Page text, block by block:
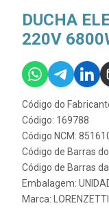
DUCHA
220V
Código do
Código: 169788
Código NCM:
Código de Barras
Código de Barras
Embalagem:
Marca:
LORENZETTI